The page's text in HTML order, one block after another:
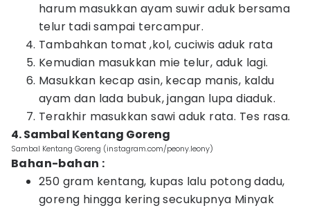
harum masukkan ayam suwir aduk bersama
telur tadi sampai tercampur.⁣
Tambahkan tomat ,kol, cuciwis aduk rata⁣
Kemudian masukkan mie telur, aduk lagi.⁣
Masukkan kecap asin, kecap manis, kaldu
ayam dan lada bubuk, jangan lupa diaduk.⁣
Terakhir masukkan sawi aduk rata⁣. Tes rasa.
4. Sambal Kentang Goreng
Sambal Kentang Goreng (instagram.com/peony.leony)
Bahan-bahan :
250 gram kentang, kupas lalu potong dadu,
goreng hingga kering secukupnya Minyak